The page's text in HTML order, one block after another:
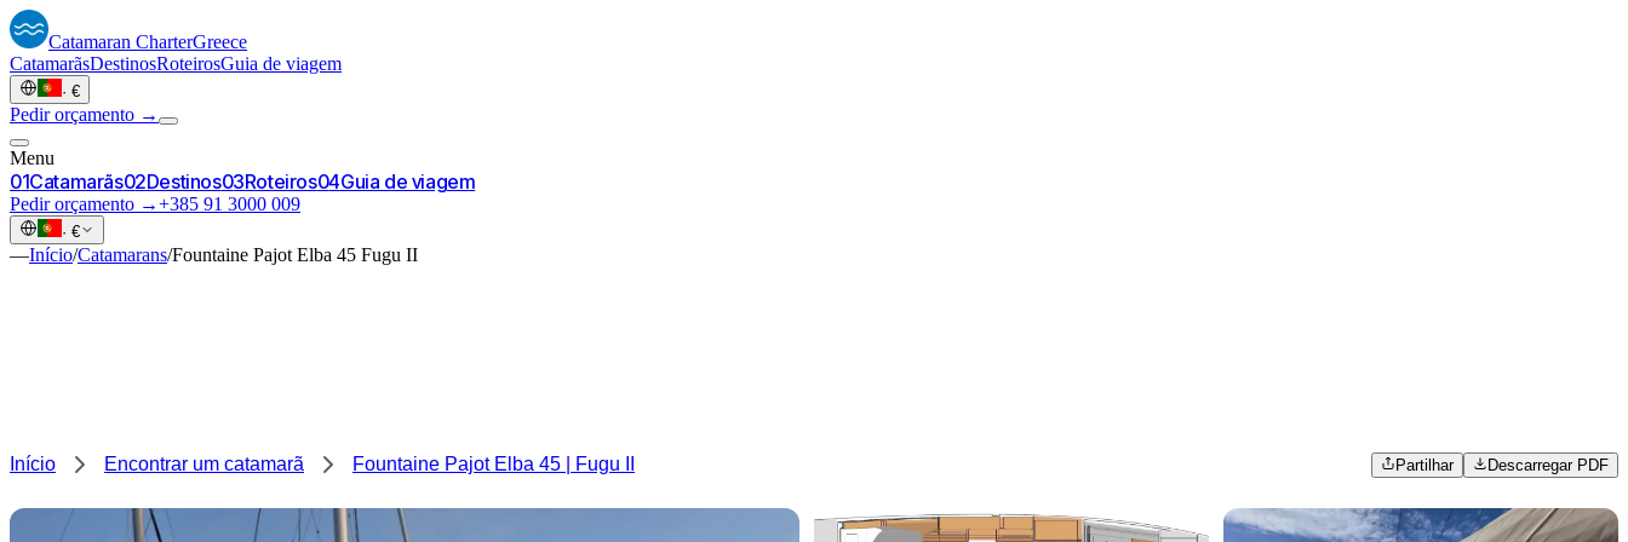
Catamaran CharterGreece
CatamarãsDestinosRoteirosGuia de viagem
· €
Pedir orçamento →
Menu
01Catamarãs02Destinos03Roteiros04Guia de viagem
Pedir orçamento →+385 91 3000 009
· €
—Início/Catamarans/Fountaine Pajot Elba 45 Fugu II
Início Encontrar um catamarã Fountaine Pajot Elba 45 | Fugu II Partilhar Descarregar PDF